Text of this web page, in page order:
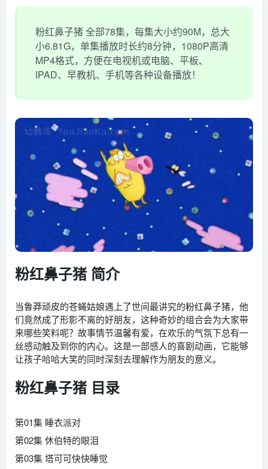
粉红鼻子猪 全部78集，每集大小约90M，总大
小6.81G，单集播放时长约8分钟，1080P高清
MP4格式，方便在电视机或电脑、平板、
IPAD、早教机、手机等各种设备播放！
粉红鼻子猪 简介
当鲁莽顽皮的苍蝇姑娘遇上了世间最讲究的粉红鼻子猪，他
们竟然成了形影不离的好朋友，这种奇妙的组合会为大家带
来哪些笑料呢？故事情节温馨有爱，在欢乐的气氛下总有一
丝感动触及到你的内心。这是一部感人的喜剧动画，它能够
让孩子哈哈大笑的同时深刻去理解作为朋友的意义。
粉红鼻子猪 目录
第01集 睡衣派对
第02集 休伯特的眼泪
第03集 塔可可快快睡觉